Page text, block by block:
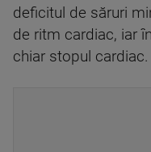
deficitul de săruri
de ritm cardiac, iar
chiar stopul cardiac.